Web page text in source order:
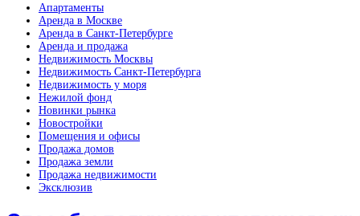
Апартаменты
Аренда в Москве
Аренда в Санкт-Петербурге
Аренда и продажа
Недвижимость Москвы
Недвижимость Санкт-Петербурга
Недвижимость у моря
Нежилой фонд
Новинки рынка
Новостройки
Помещения и офисы
Продажа домов
Продажа земли
Продажа недвижимости
Эксклюзив